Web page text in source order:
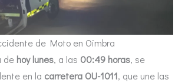
de Moto en Oimbra
de hoy lunes, a las 00:49 horas, se
en la carretera OU-1011, que une las